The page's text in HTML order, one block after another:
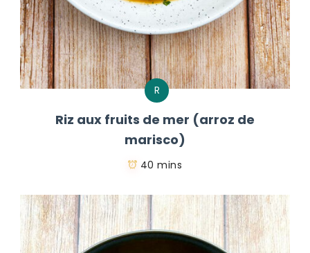
R
Riz aux fruits de mer (arroz de
marisco)
40 mins